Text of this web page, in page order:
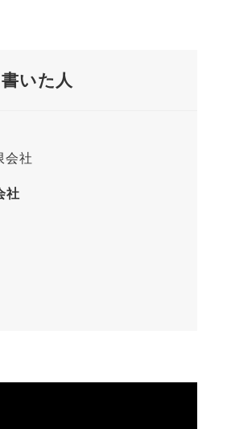
いた人
社